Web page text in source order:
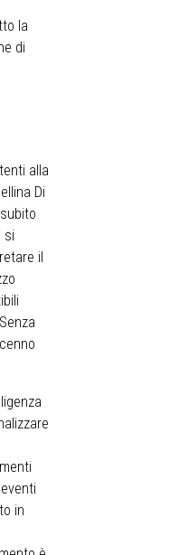
la
di
alla
Di
si
il
in